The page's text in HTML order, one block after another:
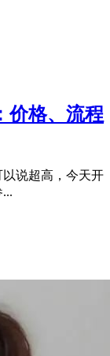
价格、流程
说超高，今天开